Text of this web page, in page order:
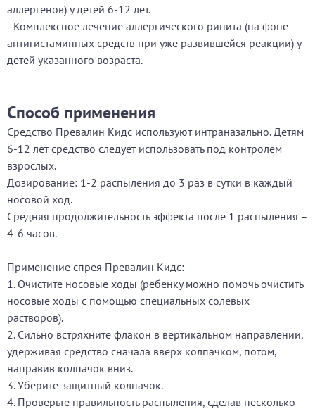
аллергенов) у детей 6-12 лет.
- Комплексное лечение аллергического ринита (на фоне
антигистаминных средств при уже развившейся реакции) у
детей указанного возраста.
Способ применения
Средство Превалин Кидс используют интраназально. Детям
6-12 лет средство следует использовать под контролем
взрослых.
Дозирование: 1-2 распыления до 3 раз в сутки в каждый
носовой ход.
Средняя продолжительность эффекта после 1 распыления –
4-6 часов.
Применение спрея Превалин Кидс:
1. Очистите носовые ходы (ребенку можно помочь очистить
носовые ходы с помощью специальных солевых
растворов).
2. Сильно встряхните флакон в вертикальном направлении,
удерживая средство сначала вверх колпачком, потом,
направив колпачок вниз.
3. Уберите защитный колпачок.
4. Проверьте правильность распыления, сделав несколько